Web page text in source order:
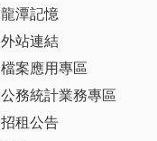
龍潭記憶
外站連結
檔案應用專區
公務統計業務專區
招租公告